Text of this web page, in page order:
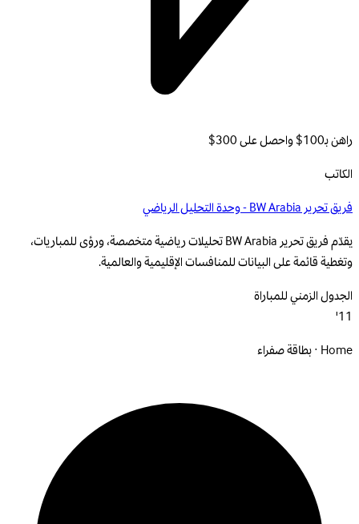
راهن بـ100$ واحصل على 300$
الكاتب
فريق تحرير BW Arabia - وحدة التحليل الرياضي
يقدّم فريق تحرير BW Arabia تحليلات رياضية متخصصة، ورؤى للمباريات،
وتغطية قائمة على البيانات للمنافسات الإقليمية والعالمية.
الجدول الزمني للمباراة
11'
Home · بطاقة صفراء